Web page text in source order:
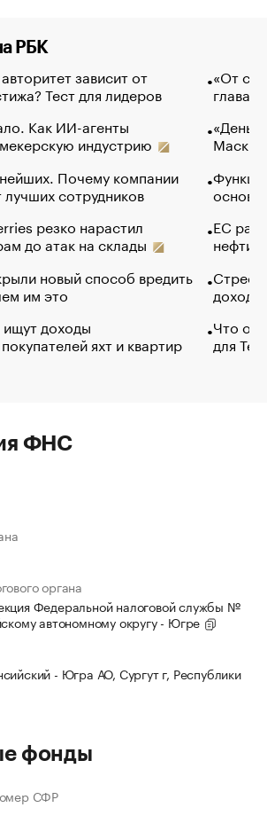
РБК
зависит от
Тест для лидеров
Как ИИ-агенты
индустрию
Почему компании
сотрудников
резко нарастил
до атак на склады
новый способ вредить
им это
ищут доходы
яхт и квартир
«От
глава
Маск в
основ
ЕС
нефти
Что
для
ФНС
органа
Федеральной налоговой службы №
автономному округу - Югре
- Югра АО, Сургут г, Республики
фонды
СФР